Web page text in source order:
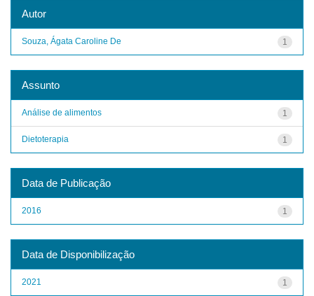
Autor
1
Souza, Ágata Caroline De
Assunto
1
Análise de alimentos
1
Dietoterapia
Data de Publicação
1
2016
Data de Disponibilização
1
2021